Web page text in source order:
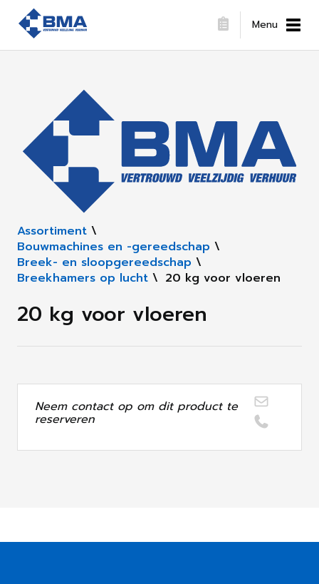
Menu
Assortiment \
Bouwmachines en -gereedschap \
Breek- en sloopgereedschap \
Breekhamers op lucht \ 20 kg voor vloeren
20 kg voor vloeren
Neem contact op om dit product te
reserveren